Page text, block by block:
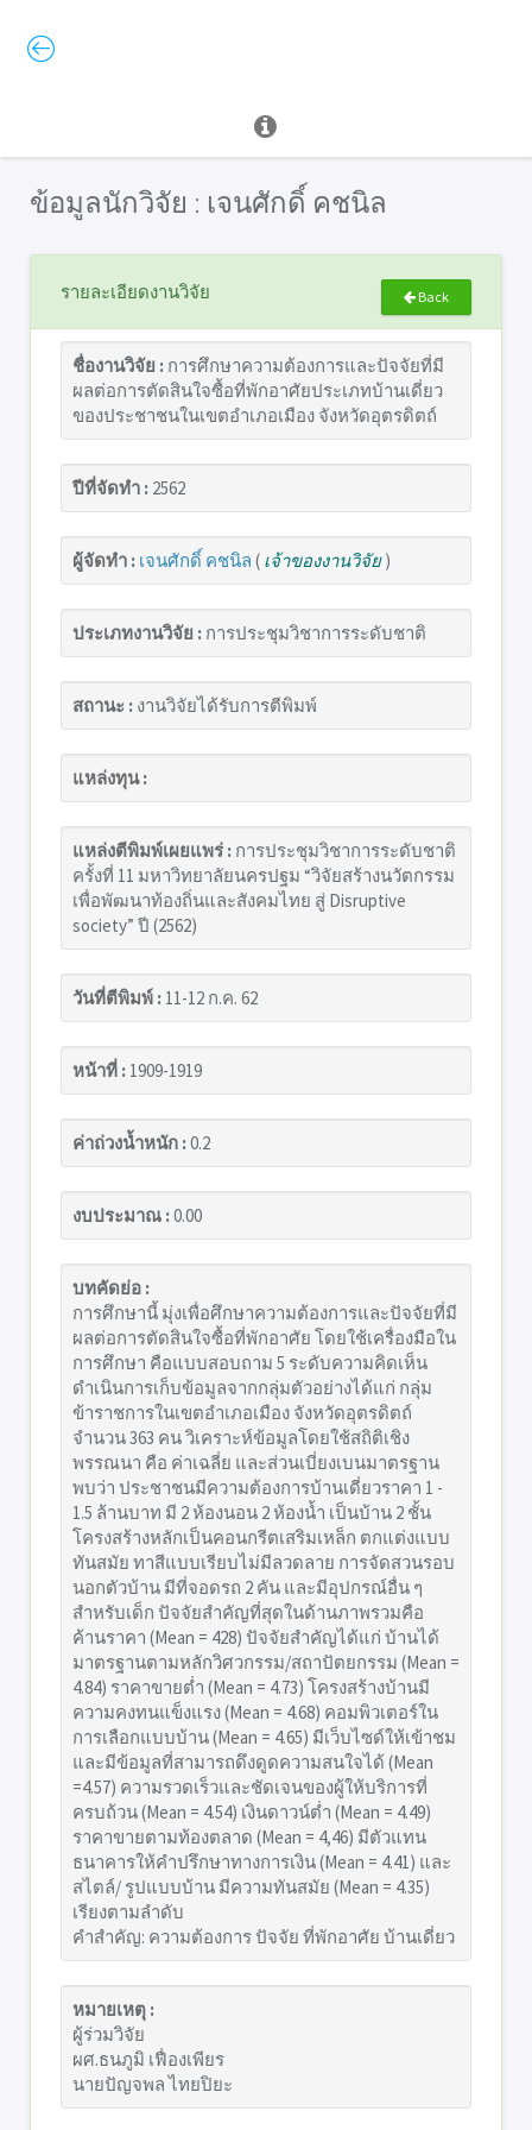
ข้อมูลนักวิจัย : เจนศักดิ์ คชนิล
รายละเอียดงานวิจัย Back
ชื่องานวิจัย : การศึกษาความต้องการและปัจจัยที่มี
ผลต่อการตัดสินใจซื้อที่พักอาศัยประเภทบ้านเดี่ยว
ของประชาชนในเขตอำเภอเมือง จังหวัดอุตรดิตถ์
ปีที่จัดทำ : 2562
ผู้จัดทำ : เจนศักดิ์ คชนิล ( เจ้าของงานวิจัย)
ประเภทงานวิจัย : การประชุมวิชาการระดับชาติ
สถานะ : งานวิจัยได้รับการตีพิมพ์
แหล่งทุน :
แหล่งตีพิมพ์เผยแพร่ : การประชุมวิชาการระดับชาติ
ครั้งที่ 11 มหาวิทยาลัยนครปฐม “วิจัยสร้างนวัตกรรม
เพื่อพัฒนาท้องถิ่นและสังคมไทย สู่ Disruptive
society” ปี (2562)
วันที่ตีพิมพ์ : 11-12 ก.ค. 62
หน้าที่ : 1909-1919
ค่าถ่วงน้ำหนัก :0.2
งบประมาณ :0.00
บทคัดย่อ :
การศึกษานี้ มุ่งเพื่อศึกษาความต้องการและปัจจัยที่มี
ผลต่อการตัดสินใจซื้อที่พักอาศัย โดยใช้เครื่องมือใน
การศึกษา คือแบบสอบถาม 5 ระดับความคิดเห็น
ดำเนินการเก็บข้อมูลจากกลุ่มตัวอย่างได้แก่ กลุ่ม
ข้าราชการในเขตอำเภอเมือง จังหวัดอุตรดิตถ์
จำนวน 363 คน วิเคราะห์ข้อมูลโดยใช้สถิติเชิง
พรรณนา คือ ค่าเฉลี่ย และส่วนเบี่ยงเบนมาตรฐาน
พบว่า ประชาชนมีความต้องการบ้านเดี่ยวราคา 1 -
1.5 ล้านบาท มี 2 ห้องนอน 2 ห้องน้ำ เป็นบ้าน 2 ชั้น
โครงสร้างหลักเป็นคอนกรีตเสริมเหล็ก ตกแต่งแบบ
ทันสมัย ทาสีแบบเรียบไม่มีลวดลาย การจัดสวนรอบ
นอกตัวบ้าน มีที่จอดรถ 2 คัน และมีอุปกรณ์อื่น ๆ
สำหรับเด็ก ปัจจัยสำคัญที่สุดในด้านภาพรวมคือ
ค้านราคา (Mean = 428) ปัจจัยสำคัญได้แก่ บ้านได้
มาตรฐานตามหลักวิศวกรรม/สถาปัตยกรรม (Mean =
4.84) ราคาขายต่ำ (Mean = 4.73) โครงสร้างบ้านมี
ความคงทนแข็งแรง (Mean = 4.68) คอมพิวเตอร์ใน
การเลือกแบบบ้าน (Mean = 4.65) มีเว็บไซด์ให้เข้าชม
และมีข้อมูลที่สามารถดึงดูดความสนใจได้ (Mean
=4.57) ความรวดเร็วและชัดเจนของผู้ให้บริการที่
ครบถ้วน (Mean = 4.54) เงินดาวน์ต่ำ (Mean = 4.49)
ราคาขายตามท้องตลาด (Mean = 4,46) มีตัวแทน
ธนาคารให้คำปรึกษาทางการเงิน (Mean = 4.41) และ
สไตล์/ รูปแบบบ้าน มีความทันสมัย (Mean = 4.35)
เรียงตามลำดับ
คำสำคัญ: ความต้องการ ปัจจัย ที่พักอาศัย บ้านเดี่ยว
หมายเหตุ :
ผู้ร่วมวิจัย
ผศ.ธนภูมิ เฟื่องเพียร
นายปัญจพล ไทยปิยะ